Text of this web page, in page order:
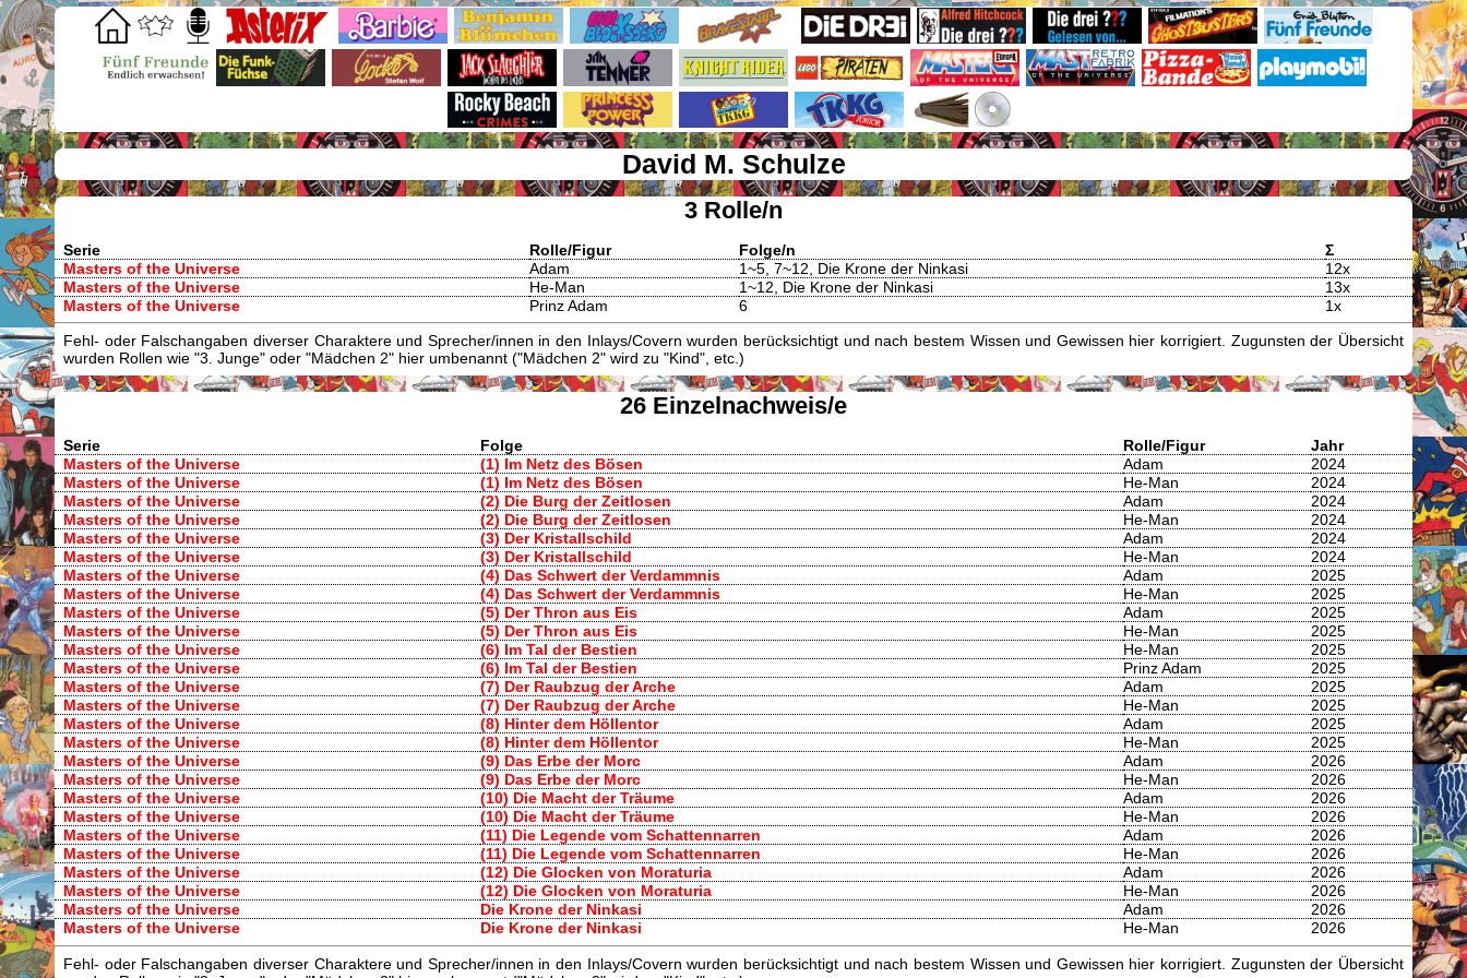
David M. Schulze
3 Rolle/n
Serie Rolle/Figur Folge/n
Σ
Masters of the Universe
Adam 1~5, 7~12, Die Krone der Ninkasi
12x
Masters of the Universe
He-Man 1~12, Die Krone der Ninkasi
13x
Masters of the Universe
Prinz Adam 6 1x
Fehl- oder Falschangaben diverser Charaktere und Sprecher/innen in den Inlays/Covern wurden berücksichtigt und nach bestem Wissen und Gewissen hier korrigiert. Zugunsten der Übersicht
wurden Rollen wie "3. Junge" oder "Mädchen 2" hier umbenannt ("Mädchen 2" wird zu "Kind", etc.)
26 Einzelnachweis/e
Serie Folge Rolle/Figur
Jahr
Masters of the Universe
(1) Im Netz des Bösen Adam
2024
Masters of the Universe
(1) Im Netz des Bösen He-Man
2024
Masters of the Universe
(2) Die Burg der Zeitlosen Adam
2024
Masters of the Universe
(2) Die Burg der Zeitlosen He-Man
2024
Masters of the Universe
(3) Der Kristallschild Adam
2024
Masters of the Universe
(3) Der Kristallschild He-Man
2024
Masters of the Universe
(4) Das Schwert der Verdammnis Adam
2025
Masters of the Universe
(4) Das Schwert der Verdammnis He-Man
2025
Masters of the Universe
(5) Der Thron aus Eis Adam
2025
Masters of the Universe
(5) Der Thron aus Eis He-Man
2025
Masters of the Universe
(6) Im Tal der Bestien He-Man
2025
Masters of the Universe
(6) Im Tal der Bestien Prinz Adam
2025
Masters of the Universe
(7) Der Raubzug der Arche Adam
2025
Masters of the Universe
(7) Der Raubzug der Arche He-Man
2025
Masters of the Universe
(8) Hinter dem Höllentor Adam
2025
Masters of the Universe
(8) Hinter dem Höllentor He-Man
2025
Masters of the Universe
(9) Das Erbe der Morc Adam
2026
Masters of the Universe
(9) Das Erbe der Morc He-Man
2026
Masters of the Universe
(10) Die Macht der Träume Adam
2026
Masters of the Universe
(10) Die Macht der Träume He-Man
2026
Masters of the Universe
(11) Die Legende vom Schattennarren Adam
2026
Masters of the Universe
(11) Die Legende vom Schattennarren He-Man
2026
Masters of the Universe
(12) Die Glocken von Moraturia Adam
2026
Masters of the Universe
(12) Die Glocken von Moraturia He-Man
2026
Masters of the Universe
Die Krone der Ninkasi Adam
2026
Masters of the Universe
Die Krone der Ninkasi He-Man 2026
Fehl- oder Falschangaben diverser Charaktere und Sprecher/innen in den Inlays/Covern wurden berücksichtigt und nach bestem Wissen und Gewissen hier korrigiert. Zugunsten der Übersicht